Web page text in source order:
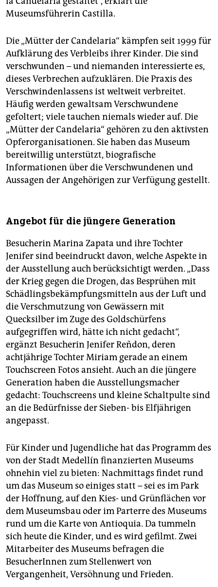
Museumsführerin Castilla.
Die „Mütter der Candelaria“ kämpfen seit 1999 für
Aufklärung des Verbleibs ihrer Kinder. Die sind
verschwunden – und niemanden interessierte es,
dieses Verbrechen aufzuklären. Die Praxis des
Verschwindenlassens ist weltweit verbreitet.
Häufig werden gewaltsam Verschwundene
gefoltert; viele tauchen niemals wieder auf. Die
„Mütter der Candelaria“ gehören zu den aktivsten
Opferorganisationen. Sie haben das Museum
bereitwillig unterstützt, biografische
Informationen über die Verschwundenen und
Aussagen der Angehörigen zur Verfügung gestellt.
Angebot für die jüngere Generation
Besucherin Marina Zapata und ihre Tochter
Jenifer sind beeindruckt davon, welche Aspekte in
der Ausstellung auch berücksichtigt werden. „Dass
der Krieg gegen die Drogen, das Besprühen mit
Schädlingsbekämpfungsmitteln aus der Luft und
die Verschmutzung von Gewässern mit
Quecksilber im Zuge des Goldschürfens
aufgegriffen wird, hätte ich nicht gedacht“,
ergänzt Besucherin Jenifer Reñdon, deren
achtjährige Tochter Miriam gerade an einem
Touchscreen Fotos ansieht. Auch an die jüngere
Generation haben die Ausstellungsmacher
gedacht: Touchscreens und kleine Schaltpulte sind
an die Bedürfnisse der Sieben- bis Elfjährigen
angepasst.
Für Kinder und Jugendliche hat das Programm des
von der Stadt Medellín finanzierten Museums
ohnehin viel zu bieten: Nachmittags findet rund
um das Museum so einiges statt – sei es im Park
der Hoffnung, auf den Kies- und Grünflächen vor
dem Museumsbau oder im Parterre des Museums
rund um die Karte von Antioquia. Da tummeln
sich heute die Kinder, und es wird gefilmt. Zwei
Mitarbeiter des Museums befragen die
BesucherInnen zum Stellenwert von
Vergangenheit, Versöhnung und Frieden.